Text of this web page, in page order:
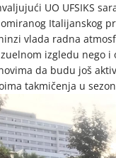
UO UFSIKS
Italijanskog
vlada radna
izgledu nego
da budu još
takmičenja u